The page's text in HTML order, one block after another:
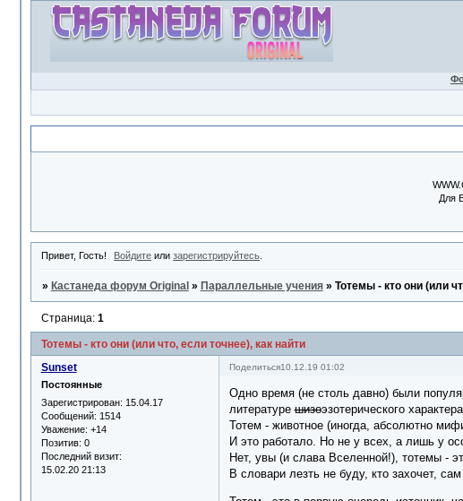
Для
Привет, Гость! Войдите илизарегистрируйтесь
» Кастанеда форум Original » Параллельные учения » Тотемы - кто они (или
Тотемы - кто они (или что, если точнее), как найти
Страница: 1
Поделиться10.12.19 01:02
Sunset
Постоянные
Зарегистрирован: 15.04.17
Сообщений: 1514
Уважение: +14
Позитив: 0
Последний визит:
15.02.20 21:13
Одно время (не столь давно) были
литературешизоэзотерического
Тотем - животное (иногда, абсолютно
И это работало. Но не у всех, а лишь у
Нет, увы (и слава Вселенной!), тотемы -
В словари лезть не буду, кто захочет,